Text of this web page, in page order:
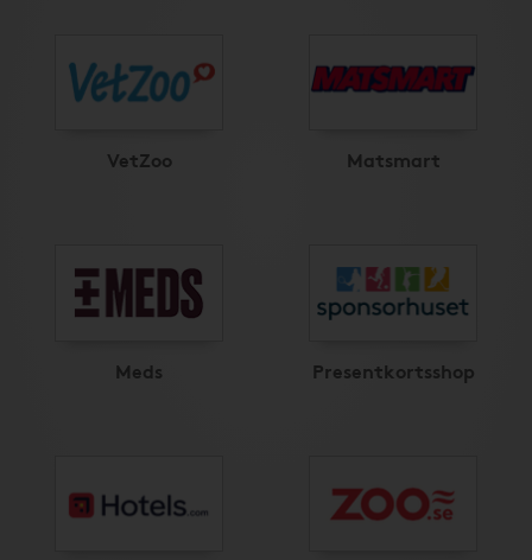
VetZoo Matsmart
Meds Presentkortsshop